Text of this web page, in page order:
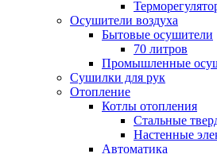
Осушители воздуха
Бытовые осушители
70 литров
Промышленные
Сушилки для рук
Отопление
Котлы отопления
Стальные
Настенные
Автоматика